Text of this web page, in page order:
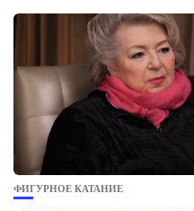
ФИГУРНОЕ КАТАНИЕ